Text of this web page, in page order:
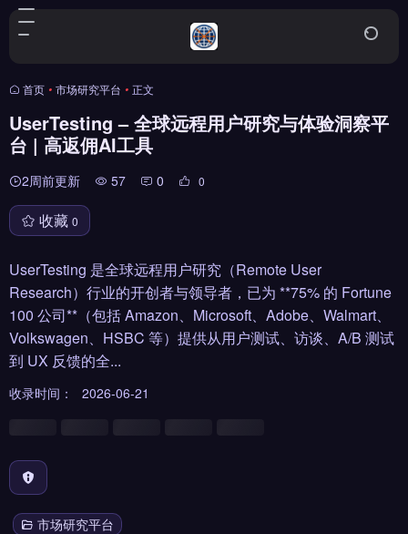
首页 • 市场研究平台 • 正文
UserTesting – 全球远程用户研究与体验洞察平
台 | 高返佣AI工具
2周前更新 57 0 0
收藏 0
UserTesting 是全球远程用户研究（Remote User
Research）行业的开创者与领导者，已为 **75% 的 Fortune
100 公司**（包括 Amazon、Microsoft、Adobe、Walmart、
Volkswagen、HSBC 等）提供从用户测试、访谈、A/B 测试
到 UX 反馈的全...
收录时间： 2026-06-21
市场研究平台